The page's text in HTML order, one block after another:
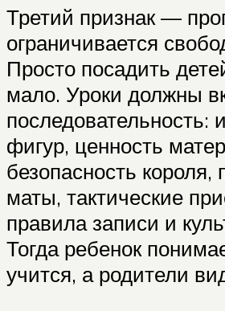
Третий признак —
ограничивается
Просто посадить
мало. Уроки должны
последовательность:
фигур, ценность
безопасность короля,
маты, тактические
правила записи и
Тогда ребенок
учится, а родители